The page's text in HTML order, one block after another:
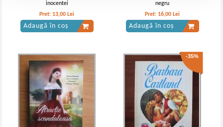
inocentei
Pret: 13,00 Lei
Adaugă în coș
negru
Pret: 16,00 Lei
Adaugă în coș
-35%